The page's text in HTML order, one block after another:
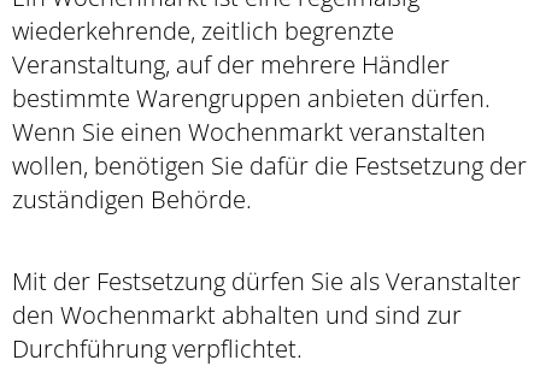
wiederkehrende, zeitlich begrenzte
Veranstaltung, auf der mehrere Händler
bestimmte Warengruppen anbieten dürfen.
Wenn Sie einen Wochenmarkt veranstalten
wollen, benötigen Sie dafür die Festsetzung der
zuständigen Behörde.
Mit der Festsetzung dürfen Sie als Veranstalter
den Wochenmarkt abhalten und sind zur
Durchführung verpflichtet.